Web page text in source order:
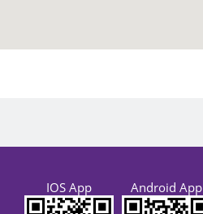
IOS App Android App